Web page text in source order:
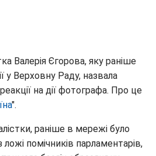
Валерія Єгорова, яку раніше
у Верховну Раду, назвала
на дії фотографа. Про це
".
раніше в мережі було
ложі помічників парламентарів,